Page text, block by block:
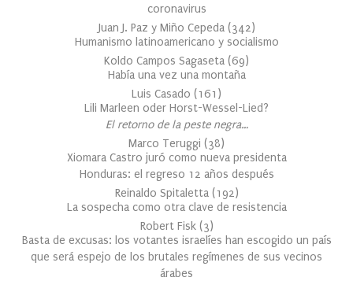
coronavirus
Juan J. Paz y Miño Cepeda (342)
Humanismo latinoamericano y socialismo
Koldo Campos Sagaseta (69)
Había una vez una montaña
Luis Casado (161 )
Lili Marleen oder Horst-Wessel-Lied?
El retorno de la peste negra…
Marco Teruggi (38)
Xiomara Castro juró como nueva presidenta
Honduras: el regreso 12 años después
Reinaldo Spitaletta (192)
La sospecha como otra clave de resistencia
Robert Fisk (3)
Basta de excusas: los votantes israelíes han escogido un país
que será espejo de los brutales regímenes de sus vecinos
árabes